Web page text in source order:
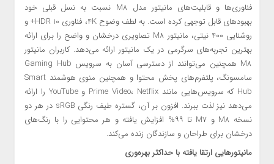
فناوری‌ها و قابلیت‌های مانیتور مدل M8 نسبت به نسل قبلی خود
بهبودهای قابل توجهی کرده است. به لطف وضوح ۴K، فناوری HDR 10+ و
روشنایی ۴۰۰ نیتی، مانیتور M8 تصاویری درخشان و واضح را برای ارائه
بهترین تجربه‌های سرگرمی در یک مانیتور ارائه می‌دهد. کاربران مانیتور
M8 همچنین می‌توانند از دسترسی آسان به سرویس Gaming Hub
سامسونگ، پلتفرم‌های پخش محتوا و همچنین منوی هوشمند Smart
Hub که سرویس‌هایی مانند Prime Video، Netflix و YouTube را ارائه
می‌دهد نیز لذت ببرند. افزون بر آن، گستره طیف رنگی sRGB در هر دو
نسخه M8 و M7 تا ۹۹% افزایش یافته و هر محتوایی را با رنگ‌های
درخشان برای طراحان و سازندگان زنده می‌کند.
مانیتورهایی ارتقا یافته با حداکثر بهره‌وری